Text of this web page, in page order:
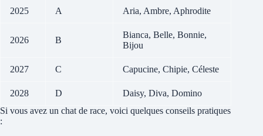
2025 A Aria, Ambre, Aphrodite
2026 B
Bianca, Belle, Bonnie,
Bijou
2027 C Capucine, Chipie, Céleste
2028 D
Daisy, Diva, Domino
Si vous avez un chat de race, voici quelques conseils pratiques
: